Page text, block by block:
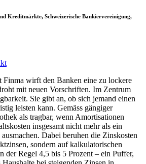
Kreditmärkte, Schweizerische Bankiervereinigung,
Finma wirft den Banken eine zu lockere
mit neuen Vorschriften. Im Zentrum
Sie gibt an, ob sich jemand einen
leisten kann. Gemäss gängiger
als tragbar, wenn Amortisationen
insgesamt nicht mehr als ein
Dabei beruhen die Zinskosten
sondern auf kalkulatorischen
der Regel 4,5 bis 5 Prozent – ein Puffer,